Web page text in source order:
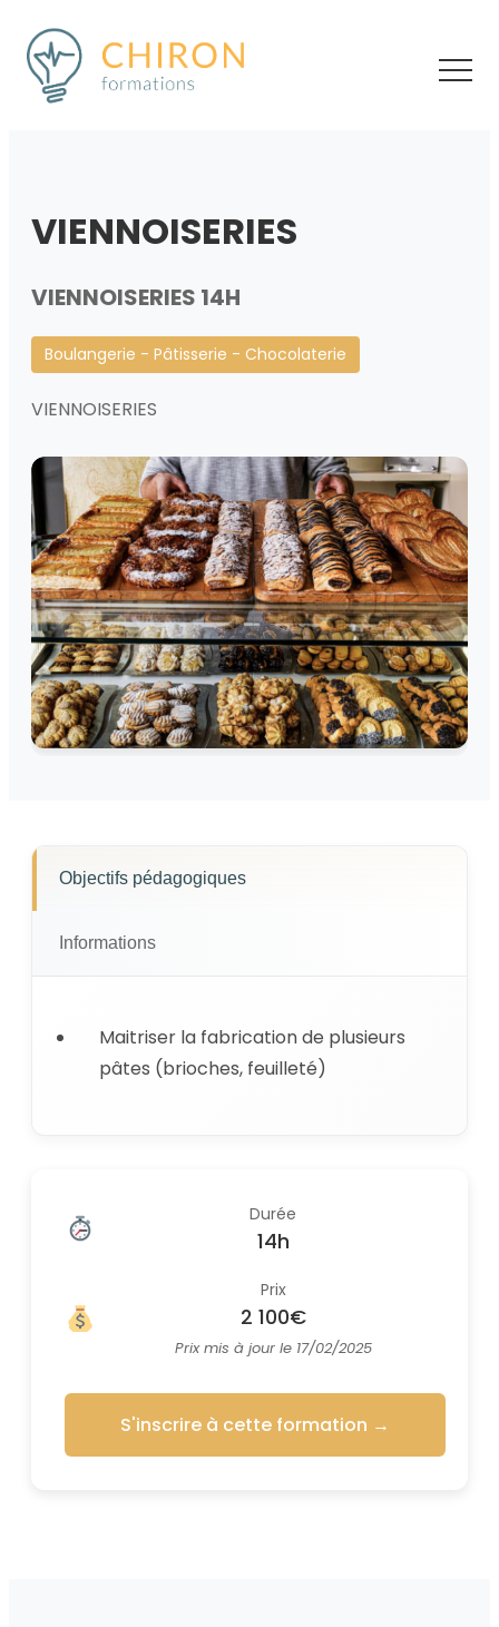
VIENNOISERIES
VIENNOISERIES 14H
Boulangerie - Pâtisserie - Chocolaterie
VIENNOISERIES
Objectifs pédagogiques
Informations
Maitriser la fabrication de plusieurs
pâtes (brioches, feuilleté)
Durée
14h
Prix
2 100€
Prix mis à jour le 17/02/2025
S'inscrire à cette formation →